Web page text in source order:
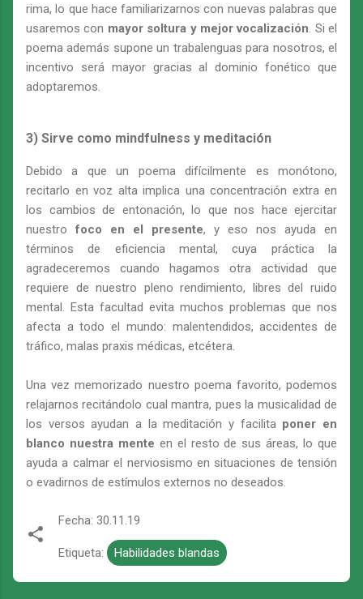
rima, lo que hace familiarizarnos con nuevas palabras que
usaremos con mayor soltura y mejor vocalización. Si el
poema además supone un trabalenguas para nosotros, el
incentivo será mayor gracias al dominio fonético que
adoptaremos.
3) Sirve como mindfulness y meditación
Debido a que un poema difícilmente es monótono,
recitarlo en voz alta implica una concentración extra en
los cambios de entonación, lo que nos hace ejercitar
nuestrofoco en el presente, y eso nos ayuda en
términos de eficiencia mental, cuya práctica la
agradeceremos cuando hagamos otra actividad que
requiere de nuestro pleno rendimiento, libres del ruido
mental. Esta facultad evita muchos problemas que nos
afecta a todo el mundo: malentendidos, accidentes de
tráfico, malas praxis médicas, etcétera.
Una vez memorizado nuestro poema favorito, podemos
relajarnos recitándolo cual mantra, pues la musicalidad de
los versos ayudan a la meditación y facilita poner en
blanco nuestra mente en el resto de sus áreas, lo que
ayuda a calmar el nerviosismo en situaciones de tensión
o evadirnos de estímulos externos no deseados.
Fecha: 30.11.19
Etiqueta: Habilidades blandas